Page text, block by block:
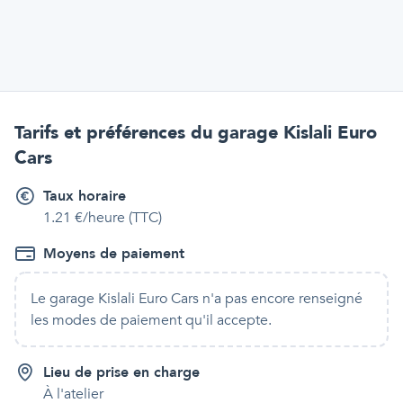
Tarifs et préférences du garage Kislali Euro
Cars
Taux horaire
1.21 €/heure (TTC)
Moyens de paiement
Le garage Kislali Euro Cars n'a pas encore renseigné
les modes de paiement qu'il accepte.
Lieu de prise en charge
À l'atelier